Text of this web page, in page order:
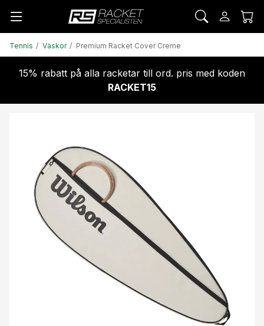
Tennis Väskor Premium Racket Cover Creme
15% rabatt på alla racketar till ord. pris med koden
RACKET15